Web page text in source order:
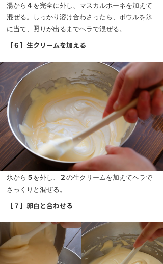
湯から ４を完全に外し、マスカルポーネを加えて
混ぜる。しっかり溶け合わさったら、ボウルを氷
に当て、照りが出るまでヘラで混ぜる。
［６］生クリームを加える
氷から ５を外し、 ２の生クリームを加えてヘラで
さっくりと混ぜる。
［７］卵白と合わせる